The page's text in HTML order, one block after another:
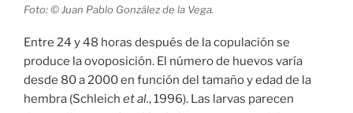
Foto: © Juan Pablo González de la Vega.
Entre 24 y 48 horas después de la copulación se
produce la ovoposición. El número de huevos varía
desde 80 a 2000 en función del tamaño y edad de la
hembra (Schleich et al., 1996). Las larvas parecen